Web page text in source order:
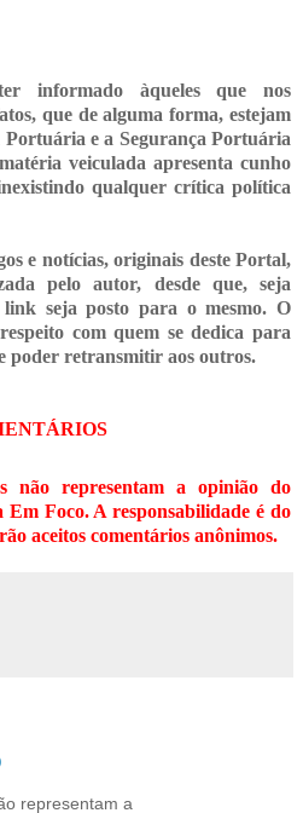
informado àqueles que nos
que de alguma forma, estejam
e a Segurança Portuária
veiculada apresenta cunho
qualquer crítica política
de valor.
e notícias, originais deste Portal,
pelo autor, desde que, seja
seja posto para o mesmo. O
com quem se dedica para
poder retransmitiraos outros.
não representam a opinião do
Foco. A responsabilidade é do
aceitos comentários anônimos.
representam a